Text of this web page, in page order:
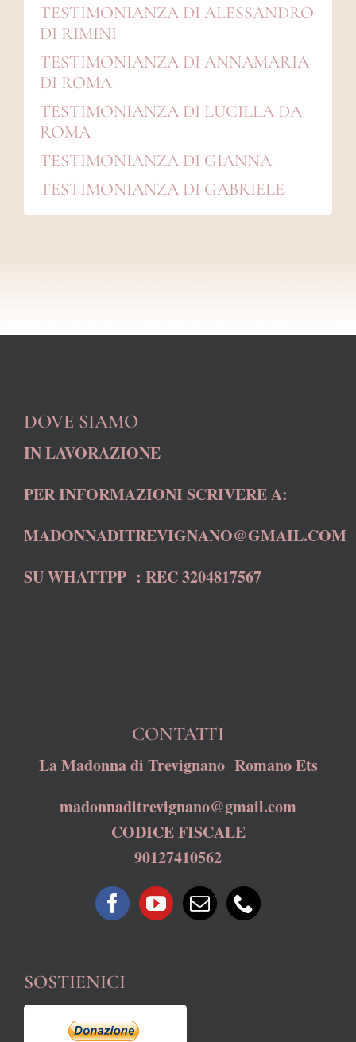
TESTIMONIANZA DI ALESSANDRO
DI RIMINI
TESTIMONIANZA DI ANNAMARIA
DI ROMA
TESTIMONIANZA DI LUCILLA DA
ROMA
TESTIMONIANZA DI GIANNA
TESTIMONIANZA DI GABRIELE
DOVE SIAMO
IN LAVORAZIONE
PER INFORMAZIONI SCRIVERE A:
MADONNADITREVIGNANO@GMAIL.COM
SU WHATTPP : REC 3204817567
CONTATTI
La Madonna di Trevignano Romano Ets
madonnaditrevignano@gmail.com
CODICE FISCALE
90127410562
SOSTIENICI